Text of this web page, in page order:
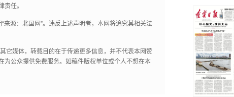
责任。
源：北国网”。违反上述声明者，本网将追究其相关法
它媒体，转载目的在于传递更多信息，并不代表本网赞
为公众提供免费服务。如稿件版权单位或个人不想在本